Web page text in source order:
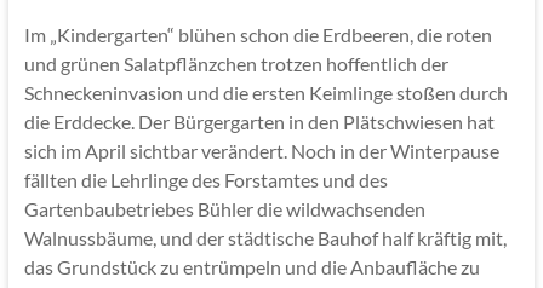
Im „Kindergarten“ blühen schon die Erdbeeren, die roten
und grünen Salatpflänzchen trotzen hoffentlich der
Schneckeninvasion und die ersten Keimlinge stoßen durch
die Erddecke. Der Bürgergarten in den Plätschwiesen hat
sich im April sichtbar verändert. Noch in der Winterpause
fällten die Lehrlinge des Forstamtes und des
Gartenbaubetriebes Bühler die wildwachsenden
Walnussbäume, und der städtische Bauhof half kräftig mit,
das Grundstück zu entrümpeln und die Anbaufläche zu